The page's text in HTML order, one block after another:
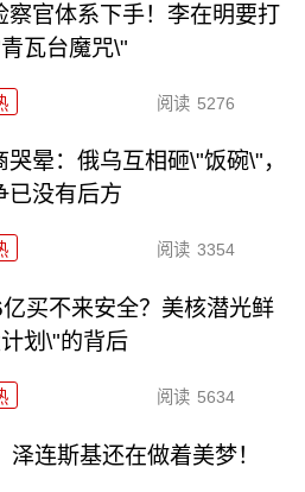
察官体系下手！李在明要打
瓦台魔咒\"
阅读 5276
哭晕：俄乌互相砸\"饭碗\"，
已没有后方
阅读 3354
买不来安全？美核潜光鲜
划\"的背后
阅读 5634
泽连斯基还在做着美梦！